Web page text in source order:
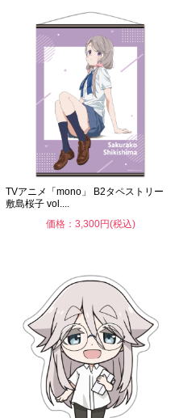
TVアニメ「mono」 B2タペストリー
敷島桜子 vol....
価格：3,300円(税込)